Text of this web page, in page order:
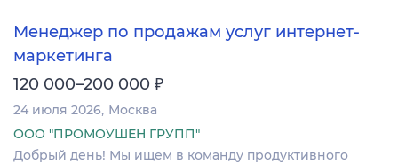
Менеджер по продажам услуг интернет-
маркетинга
120 000–200 000 ₽
24 июля 2026 Москва
ООО "ПРОМОУШЕН ГРУПП"
Добрый день! Мы ищем в команду продуктивного